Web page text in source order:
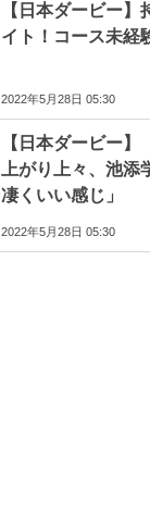
【日本ダービー
イト！コース未経
2022年5月28日 05:30
【日本ダービー
上がり上々、池
凄くいい感じ」
2022年5月28日 05:30